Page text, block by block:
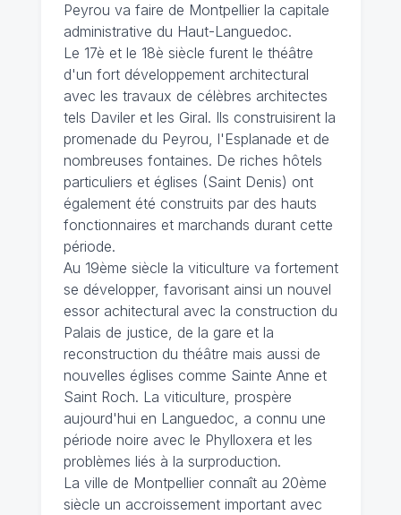
Peyrou va faire de Montpellier la capitale
administrative du Haut-Languedoc.
Le 17è et le 18è siècle furent le théâtre
d'un fort développement architectural
avec les travaux de célèbres architectes
tels Daviler et les Giral. Ils construisirent la
promenade du Peyrou, l'Esplanade et de
nombreuses fontaines. De riches hôtels
particuliers et églises (Saint Denis) ont
également été construits par des hauts
fonctionnaires et marchands durant cette
période.
Au 19ème siècle la viticulture va fortement
se développer, favorisant ainsi un nouvel
essor achitectural avec la construction du
Palais de justice, de la gare et la
reconstruction du théâtre mais aussi de
nouvelles églises comme Sainte Anne et
Saint Roch. La viticulture, prospère
aujourd'hui en Languedoc, a connu une
période noire avec le Phylloxera et les
problèmes liés à la surproduction.
La ville de Montpellier connaît au 20ème
siècle un accroissement important avec